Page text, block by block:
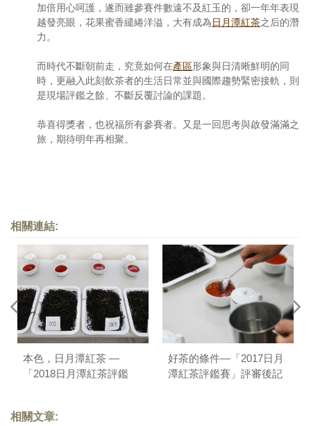
加倍用心呵護，遂而雖參賽件數遠不及紅玉的，卻一年年表現
越發亮眼，花果蜜香繾綣洋溢，大有成為日月潭紅茶之后的潛
力。
而時代不斷朝前走，究竟如何在產區形象與日清晰鮮明的同
時，更融入此刻飲茶者的生活日常並與國際趨勢緊密接軌，則
是現場評鑑之餘、不斷反覆討論的課題。
恭喜得獎者，也祝福所有參賽者。又是一回思考與啟發滿滿之
旅，期待明年再相聚。
相關連結:
本色，日月潭紅茶 —
「2018日月潭紅茶評鑑
好茶的條件—「2017日月
潭紅茶評鑑賽」評審後記
相關文章: